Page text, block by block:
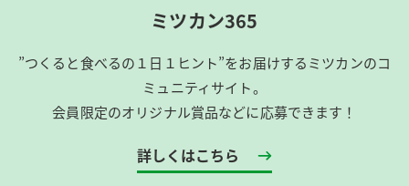
ミツカン365
”つくると食べるの１日１ヒント”をお届けするミツカンのコ
ミュニティサイト。
会員限定のオリジナル賞品などに応募できます！
詳しくはこちら